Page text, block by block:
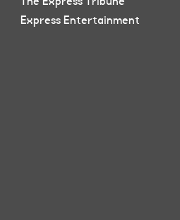
Express Entertainment